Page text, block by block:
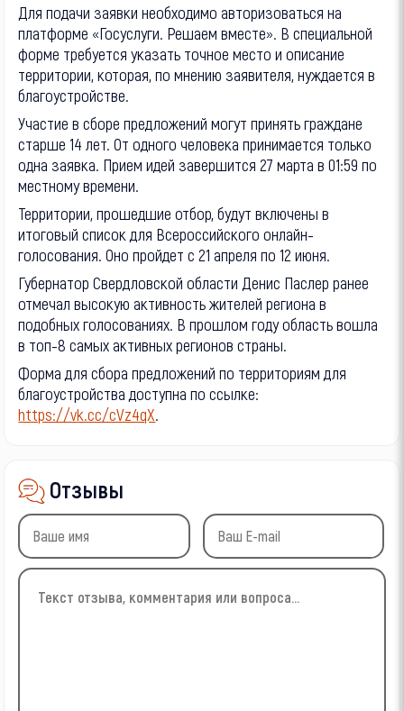
Для подачи заявки необходимо авторизоваться на
платформе «Госуслуги. Решаем вместе». В специальной
форме требуется указать точное место и описание
территории, которая, по мнению заявителя, нуждается в
благоустройстве.
Участие в сборе предложений могут принять граждане
старше 14 лет. От одного человека принимается только
одна заявка. Прием идей завершится 27 марта в 01:59 по
местному времени.
Территории, прошедшие отбор, будут включены в
итоговый список для Всероссийского онлайн-
голосования. Оно пройдет с 21 апреля по 12 июня.
Губернатор Свердловской области Денис Паслер ранее
отмечал высокую активность жителей региона в
подобных голосованиях. В прошлом году область вошла
в топ-8 самых активных регионов страны.
Форма для сбора предложений по территориям для
благоустройства доступна по ссылке:
https://vk.cc/cVz4qX.
Отзывы